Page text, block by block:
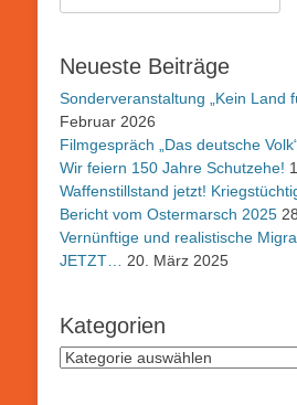
nach:
Neueste Beiträge
Sonderveranstaltung „Kein Land
Februar 2026
Filmgespräch „Das deutsche
Wir feiern 150 Jahre Schutzehe!
Waffenstillstand jetzt!
Bericht vom Ostermarsch 2025
Vernünftige und realistische
JETZT…
20. März 2025
Kategorien
Kategorien